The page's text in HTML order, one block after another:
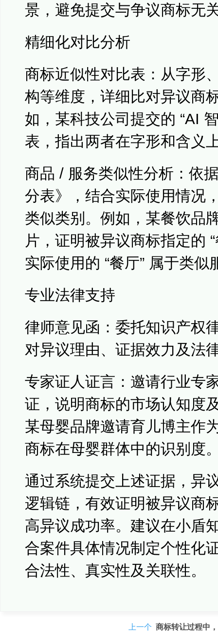
景，避免提交与争议商标无
精细化对比分析
商标近似性对比表：从字形
构等维度，详细比对异议商
如，某科技公司提交的 “AI
表，指出两者在字形和含义
商品 / 服务类似性分析：依
分表》，结合实际使用情况
类似类别。例如，某餐饮品
片，证明被异议商标指定的
实际使用的 “餐厅” 属于类似
专业法律支持
律师意见函：委托知识产权
对异议理由、证据效力及法
专家证人证言：邀请行业专
证，说明商标的市场认知度
某母婴品牌邀请育儿博主作
商标在母婴群体中的识别度
通过系统提交上述证据，异
逻辑链，有效证明被异议商
高异议成功率。建议在小盾
合案件具体情况制定个性化
合法性、真实性及关联性。
上一个 商标转让过程中